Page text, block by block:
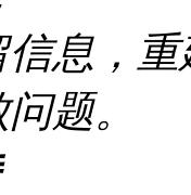
息，
题。